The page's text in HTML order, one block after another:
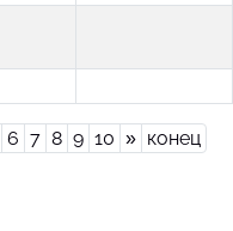
6 7 8 9 10 »Next
конец